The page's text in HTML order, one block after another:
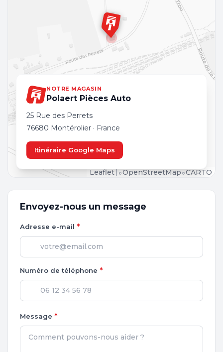
Leaflet| © OpenStreetMap © CARTO
NOTRE MAGASIN
Polaert Pièces Auto
25 Rue des Perrets
76680 Montérolier · France
Itinéraire Google Maps
Envoyez-nous un message
Adresse e-mail *
Numéro de téléphone *
Message *